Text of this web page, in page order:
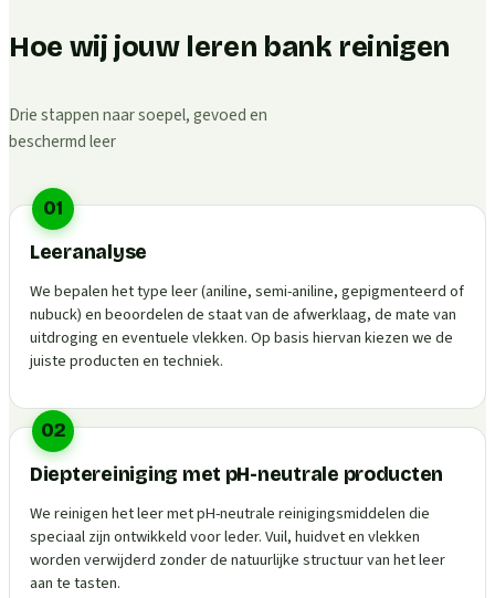
Hoe wij jouw leren bank reinigen
Drie stappen naar soepel, gevoed en
beschermd leer
01
Leeranalyse
We bepalen het type leer (aniline, semi-aniline, gepigmenteerd of
nubuck) en beoordelen de staat van de afwerklaag, de mate van
uitdroging en eventuele vlekken. Op basis hiervan kiezen we de
juiste producten en techniek.
02
Dieptereiniging met pH-neutrale producten
We reinigen het leer met pH-neutrale reinigingsmiddelen die
speciaal zijn ontwikkeld voor leder. Vuil, huidvet en vlekken
worden verwijderd zonder de natuurlijke structuur van het leer
aan te tasten.